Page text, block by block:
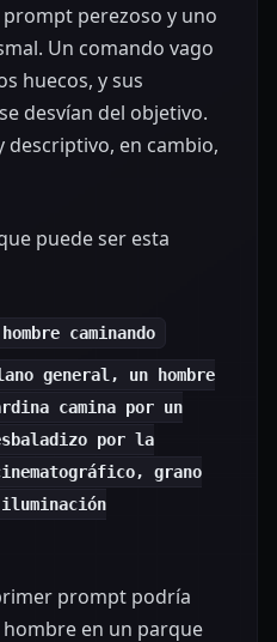
perezoso y uno
Un comando vago
huecos, y sus
desvían del objetivo.
en cambio,
puede ser esta
caminando
general, un hombre
camina por un
por la
grano
prompt podría
en un parque